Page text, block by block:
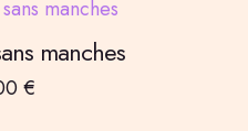
manches
€